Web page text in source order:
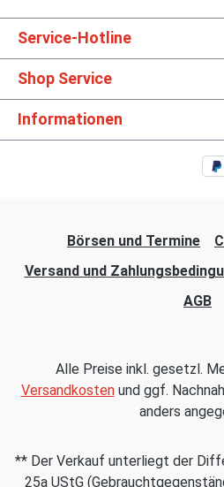
Service-Hotline
Shop Service
Informationen
Börsen und Termine
Versand und
AGB
Alle Preise inkl. gesetzl.
Versandkostenund ggf.
anders
** Der Verkauf unterliegt der
25a UStG